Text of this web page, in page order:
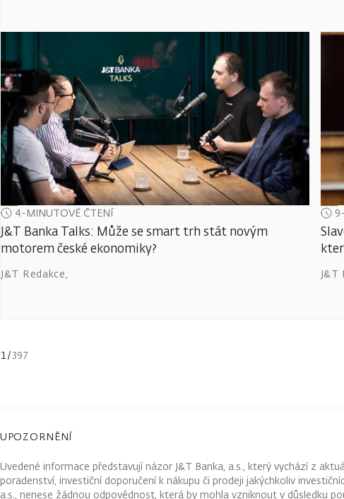
4-MINUTOVÉ ČTENÍ
J&T Banka Talks: Může se smart trh stát novým
motorem české ekonomiky?
J&T Redakce, J&T
1/397
UPOZORNĚNÍ
Uvedené informace představují názor J&T Banka, a.s., který vychází z
poradenství, investiční doporučení k nákupu či prodeji jakýchkoliv
a.s., nenese žádnou odpovědnost, která by mohla vzniknout v důsledku